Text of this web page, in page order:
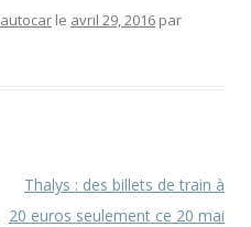
autocar le avril 29, 2016 par
Thalys : des billets de train à
20 euros seulement ce 20 mai